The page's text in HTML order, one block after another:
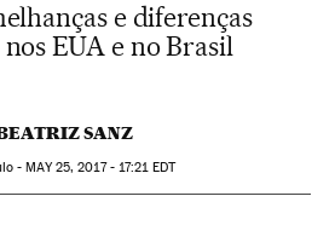
e diferenças
EUA e no Brasil
SANZ
-MAY25, 2017 - 17:21EDT